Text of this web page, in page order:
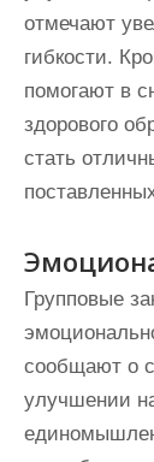
отмечают
гибкости.
помогают в
здорового
стать
Групповые
сообщают о
улучшении